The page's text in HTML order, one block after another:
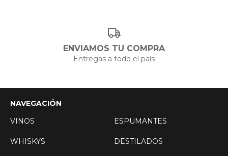
ENVIAMOS TU COMPRA
Entregas a todo el país
NAVEGACIÓN
VINOS
ESPUMANTES
WHISKYS DESTILADOS